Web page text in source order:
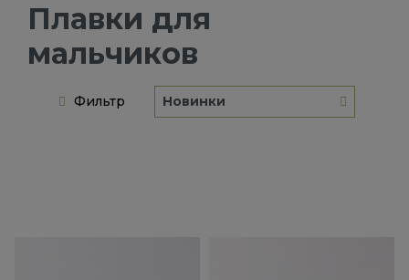
Плавки для
мальчиков
Фильтр Новинки